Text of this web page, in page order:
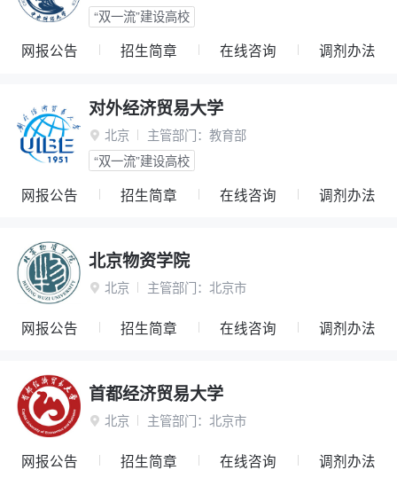
“双一流”建设高校
网报公告 招生简章 在线咨询 调剂办法
对外经济贸易大学
 北京 主管部门： 教育部
“双一流”建设高校
网报公告 招生简章 在线咨询 调剂办法
北京物资学院
 北京 主管部门： 北京市
网报公告 招生简章 在线咨询 调剂办法
首都经济贸易大学
 北京 主管部门： 北京市
网报公告 招生简章 在线咨询 调剂办法